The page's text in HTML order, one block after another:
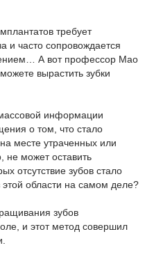
требует
и часто сопровождается
А вот профессор Мао
вырастить зубки
информации
о том, что стало
месте утраченных или
не может оставить
отсутствие зубов стало
области на самом деле?
зубов
и этот метод совершил